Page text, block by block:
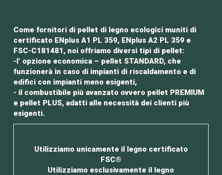
Come fornitori di pellet di legno ecologici muniti di
certificato ENplus A1 PL 359, ENplus A2 PL 359 e
FSC-C181481, noi offriamo diversi tipi di pellet:
-l’ opzione economica – pellet STANDARD, che
funzionerà in caso di impianti di riscaldamento e di
edifici con impianti meno esigenti,
- il combustibile più avanzato ovvero pellet PREMIUM
e pellet PLUS, adatti alle necessità dei clienti più
esigenti.
Utilizziamo unicamente il legno certificato
FSC®
Utilizziamo esclusivamente il legno